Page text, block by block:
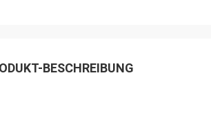
BESCHREIBUNG